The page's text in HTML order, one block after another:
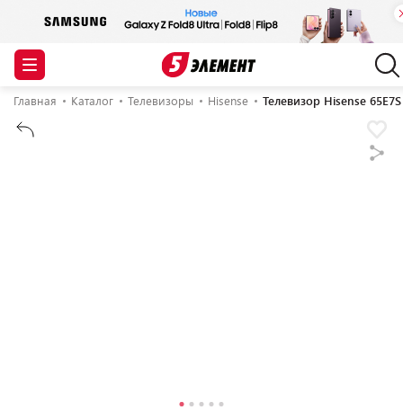
Главная Каталог Телевизоры Hisense Телевизор Hisense